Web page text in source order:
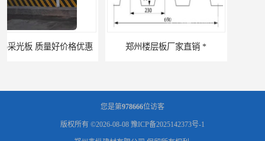
郑州楼层板厂家直销 *
您是第978666位访客
版权所有 ©2026-08-08 豫ICP备2025142373号-1